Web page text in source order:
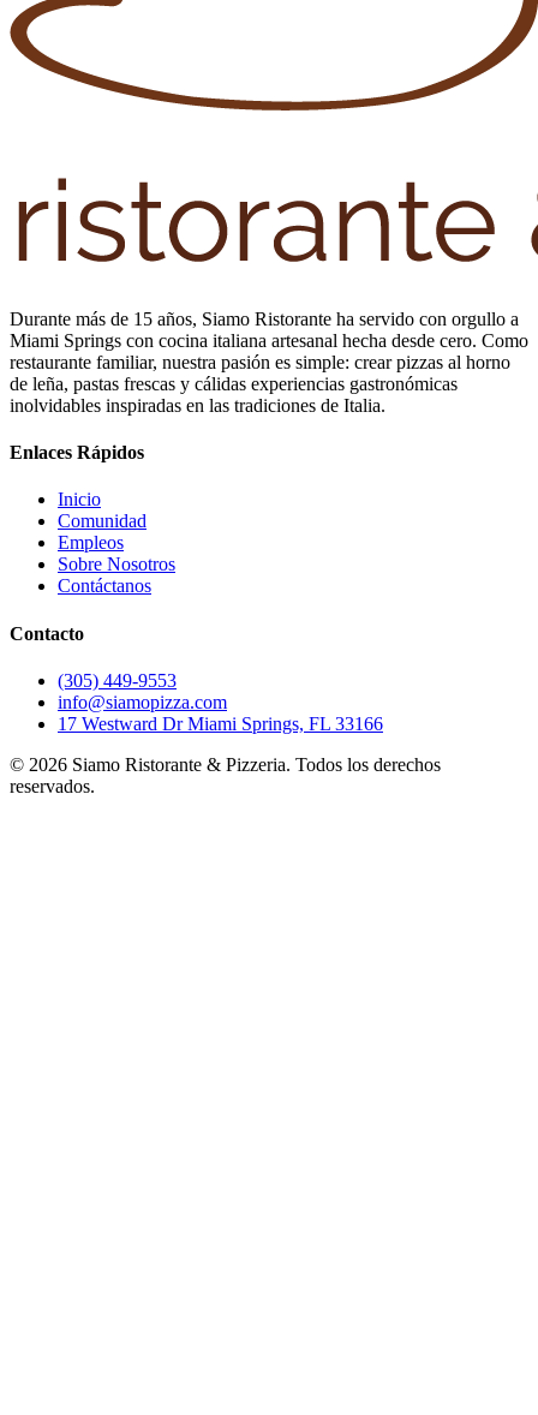
Durante más de 15 años, Siamo Ristorante ha servido con orgullo a
Miami Springs con cocina italiana artesanal hecha desde cero. Como
restaurante familiar, nuestra pasión es simple: crear pizzas al horno
de leña, pastas frescas y cálidas experiencias gastronómicas
inolvidables inspiradas en las tradiciones de Italia.
Enlaces Rápidos
Inicio
Comunidad
Empleos
Sobre Nosotros
Contáctanos
Contacto
(305) 449-9553
info@siamopizza.com
17 Westward Dr Miami Springs, FL 33166
© 2026 Siamo Ristorante & Pizzeria. Todos los derechos
reservados.